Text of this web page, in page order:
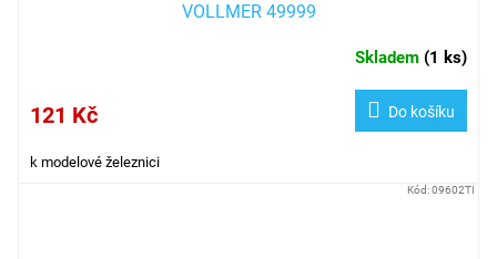
VOLLMER 49999
Skladem (1 ks)
121 Kč Do košíku
k modelové železnici
Kód:09602TI